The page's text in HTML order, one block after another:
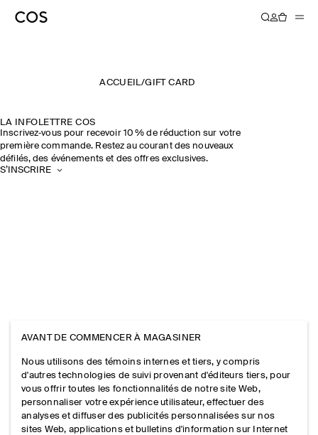
ACCUEIL/GIFT CARD
LA INFOLETTRE COS
Inscrivez‑vous pour recevoir 10 % de réduction sur votre
première commande. Restez au courant des nouveaux
défilés, des événements et des offres exclusives.
S’INSCRIRE
AVANT DE COMMENCER À MAGASINER
Nous utilisons des témoins internes et tiers, y compris
d'autres technologies de suivi provenant d'éditeurs tiers, pour
vous offrir toutes les fonctionnalités de notre site Web,
personnaliser votre expérience utilisateur, effectuer des
analyses et diffuser des publicités personnalisées sur nos
sites Web, applications et bulletins d'information sur Internet